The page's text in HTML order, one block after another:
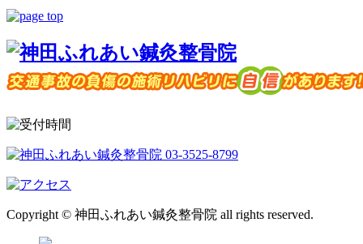
Copyright © 神田ふれあい鍼灸整骨院 all rights reserved.